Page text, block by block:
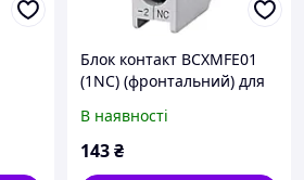
Блок контакт BCXMFE01
(1NC) (фронтальний) для
В наявності
143₴